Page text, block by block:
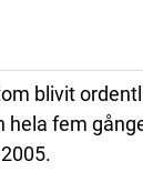
blivit
hela fem